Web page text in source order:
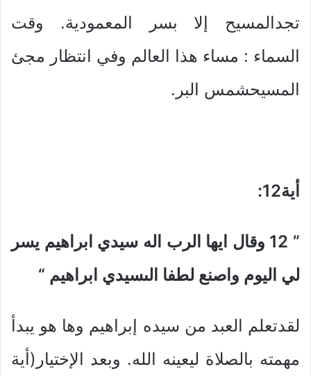
تجدالمسيح إلا بسر المعمودية. وقت
السماء : مساء هذا العالم وفي انتظار مجئ
المسيحشمس البر.
أية12 :
” 12
وقال ايها الرب اله سيدي ابراهيم يسر
لي اليوم واصنع لطفا الىسيدي ابراهيم “
لقدتعلم العبد من سيده إبراهيم وها هو يبدأ
مهمته بالصلاة ليعينه الله. وبعد الإختيار(أية